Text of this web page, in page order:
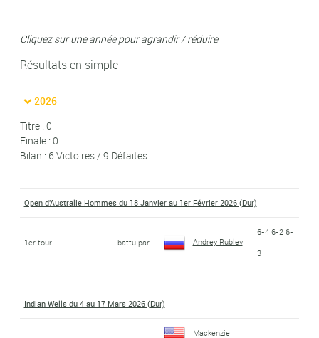
Cliquez sur une année pour agrandir / réduire
Résultats en simple
2026
Titre : 0
Finale : 0
Bilan : 6 Victoires / 9 Défaites
Open d'Australie Hommes du 18 Janvier au 1er Février 2026 (Dur)
1er tour battu par Andrey Rublev
6-4 6-2 6-
3
Indian Wells du 4 au 17 Mars 2026 (Dur)
Mackenzie